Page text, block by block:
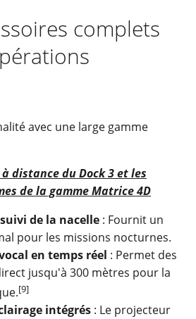
complets
avec une large gamme
distance du Dock 3 et les
de la gamme Matrice 4D
de la nacelle : Fournit un
pour les missions nocturnes.
en temps réel : Permet des
jusqu'à 300 mètres pour la
[9]
intégrés : Le projecteur